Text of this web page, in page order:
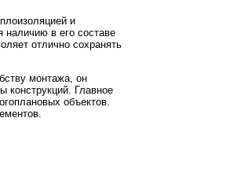
и
наличию в его составе
отлично сохранять
монтажа, он
конструкций. Главное
объектов.